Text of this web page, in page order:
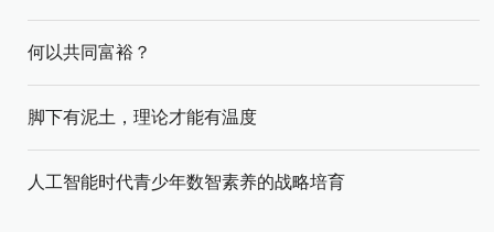
何以共同富裕？
脚下有泥土，理论才能有温度
人工智能时代青少年数智素养的战略培育